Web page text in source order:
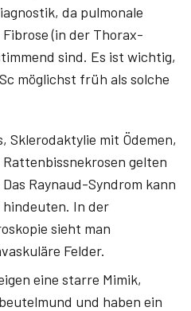
da pulmonale
(in der Thorax-
sind. Es ist wichtig,
möglichst früh als solche
Sklerodaktylie mit Ödemen,
gelten
Raynaud-Syndrom kann
hindeuten. In der
sieht man
Felder.
eine starre Mimik,
und haben ein